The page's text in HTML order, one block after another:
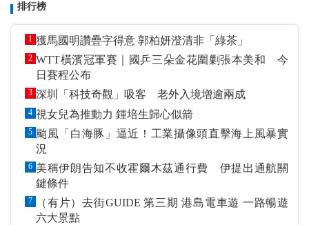
排行榜
1 獲馬國明讚疊字得意 郭柏妍澄清非「綠茶」
2 WTT橫濱冠軍賽｜國乒三朵金花圍剿張本美和 今
日賽程公布
3 深圳「科技奇觀」吸客 老外入境增逾兩成
4 視女兒為推動力 鍾培生歸心似箭
5 颱風「白海豚」逼近！工業攝像頭直擊海上風暴實
況
6 美稱伊朗告知不收霍爾木茲通行費 伊提出通航關
鍵條件
7
（有片）去街GUIDE 第三期 港島電車遊 一路暢遊
六大景點